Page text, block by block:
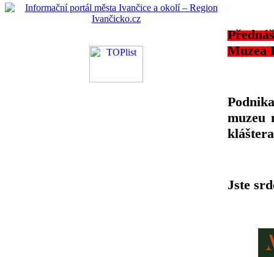
Muzea
muzeu
Jste